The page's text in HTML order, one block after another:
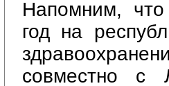
Напомним, что
год на
совместно с